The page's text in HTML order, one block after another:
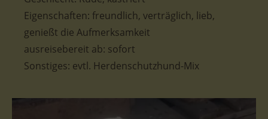
Eigenschaften: freundlich, verträglich, lieb,
genießt die Aufmerksamkeit
ausreisebereit ab: sofort
Sonstiges: evtl. Herdenschutzhund-Mix